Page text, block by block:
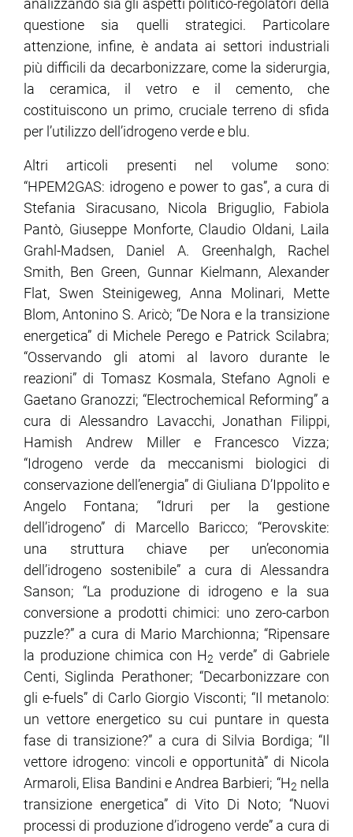
analizzando sia gli aspetti politico-regolatori della
questione sia quelli strategici. Particolare
attenzione, infine, è andata ai settori industriali
più difficili da decarbonizzare, come la siderurgia,
la ceramica, il vetro e il cemento, che
costituiscono un primo, cruciale terreno di sfida
per l’utilizzo dell’idrogeno verde e blu.
Altri articoli presenti nel volume sono:
“HPEM2GAS: idrogeno e power to gas”, a cura di
Stefania Siracusano, Nicola Briguglio, Fabiola
Pantò, Giuseppe Monforte, Claudio Oldani, Laila
Grahl-Madsen, Daniel A. Greenhalgh, Rachel
Smith, Ben Green, Gunnar Kielmann, Alexander
Flat, Swen Steinigeweg, Anna Molinari, Mette
Blom, Antonino S. Aricò; “De Nora e la transizione
energetica” di Michele Perego e Patrick Scilabra;
“Osservando gli atomi al lavoro durante le
reazioni” di Tomasz Kosmala, Stefano Agnoli e
Gaetano Granozzi; “Electrochemical Reforming” a
cura di Alessandro Lavacchi, Jonathan Filippi,
Hamish Andrew Miller e Francesco Vizza;
“Idrogeno verde da meccanismi biologici di
conservazione dell’energia” di Giuliana D’Ippolito e
Angelo Fontana; “Idruri per la gestione
dell’idrogeno” di Marcello Baricco; “Perovskite:
una struttura chiave per un’economia
dell’idrogeno sostenibile” a cura di Alessandra
Sanson; “La produzione di idrogeno e la sua
conversione a prodotti chimici: uno zero-carbon
puzzle?” a cura di Mario Marchionna; “Ripensare
la produzione chimica con H2 verde” di Gabriele
Centi, Siglinda Perathoner; “Decarbonizzare con
gli e-fuels” di Carlo Giorgio Visconti; “Il metanolo:
un vettore energetico su cui puntare in questa
fase di transizione?” a cura di Silvia Bordiga; “Il
vettore idrogeno: vincoli e opportunità” di Nicola
Armaroli, Elisa Bandini e Andrea Barbieri; “H2 nella
transizione energetica” di Vito Di Noto; “Nuovi
processi di produzione d’idrogeno verde” a cura di